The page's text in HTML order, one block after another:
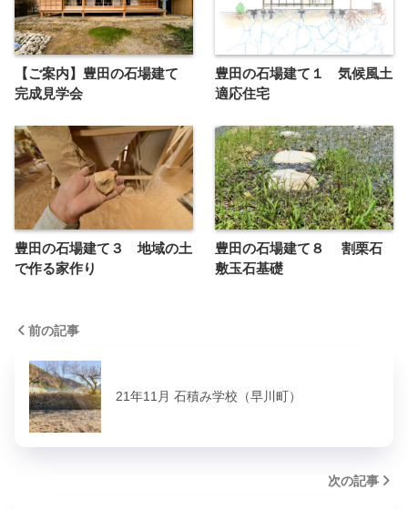
【ご案内】豊田の石場建て
完成見学会
豊田の石場建て１ 気候風土
適応住宅
豊田の石場建て３ 地域の土
で作る家作り
豊田の石場建て８ 割栗石
敷玉石基礎
前の記事
21年11月 石積み学校（早川町）
次の記事